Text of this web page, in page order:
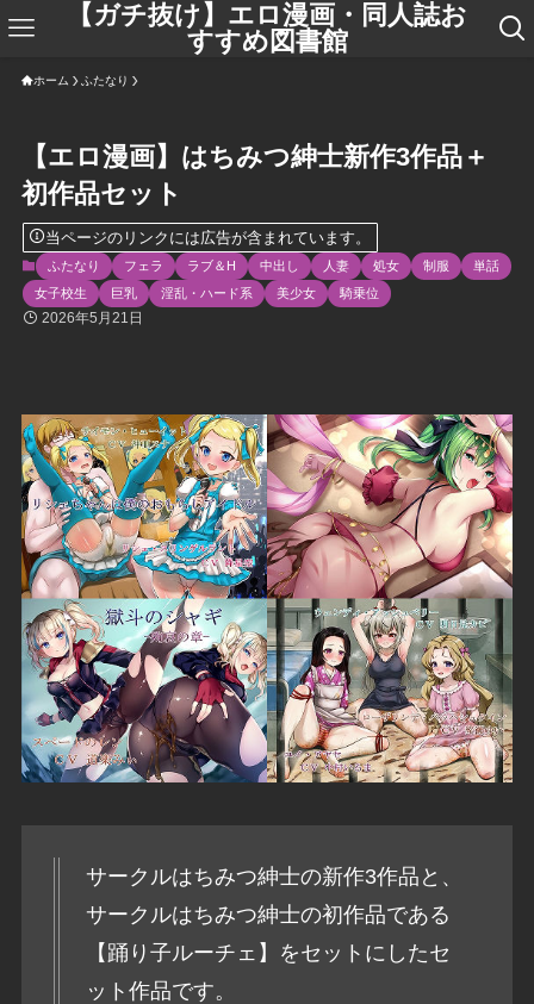
【ガチ抜け】エロ漫画・同人誌お
すすめ図書館
ホーム ふたなり
【エロ漫画】はちみつ紳士新作3作品＋
初作品セット
当ページのリンクには広告が含まれています。
ふたなり フェラ ラブ＆H 中出し 人妻 処女 制服
単話
女子校生
巨乳 淫乱・ハード系 美少女 騎乗位
2026年5月21日
サークルはちみつ紳士の新作3作品と、
サークルはちみつ紳士の初作品である
【踊り子ルーチェ】をセットにしたセ
ット作品です。